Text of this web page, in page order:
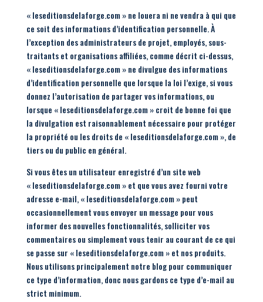
« leseditionsdelaforge.com » ne louera ni ne vendra à qui que
ce soit des informations d’identification personnelle. À
l’exception des administrateurs de projet, employés, sous-
traitants et organisations affiliées, comme décrit ci-dessus,
« leseditionsdelaforge.com » ne divulgue des informations
d’identification personnelle que lorsque la loi l’exige, si vous
donnez l’autorisation de partager vos informations, ou
lorsque « leseditionsdelaforge.com » croit de bonne foi que
la divulgation est raisonnablement nécessaire pour protéger
la propriété ou les droits de « leseditionsdelaforge.com », de
tiers ou du public en général.
Si vous êtes un utilisateur enregistré d’un site web
« leseditionsdelaforge.com » et que vous avez fourni votre
adresse e-mail, « leseditionsdelaforge.com » peut
occasionnellement vous envoyer un message pour vous
informer des nouvelles fonctionnalités, solliciter vos
commentaires ou simplement vous tenir au courant de ce qui
se passe sur « leseditionsdelaforge.com » et nos produits.
Nous utilisons principalement notre blog pour communiquer
ce type d’information, donc nous gardons ce type d’e-mail au
strict minimum.